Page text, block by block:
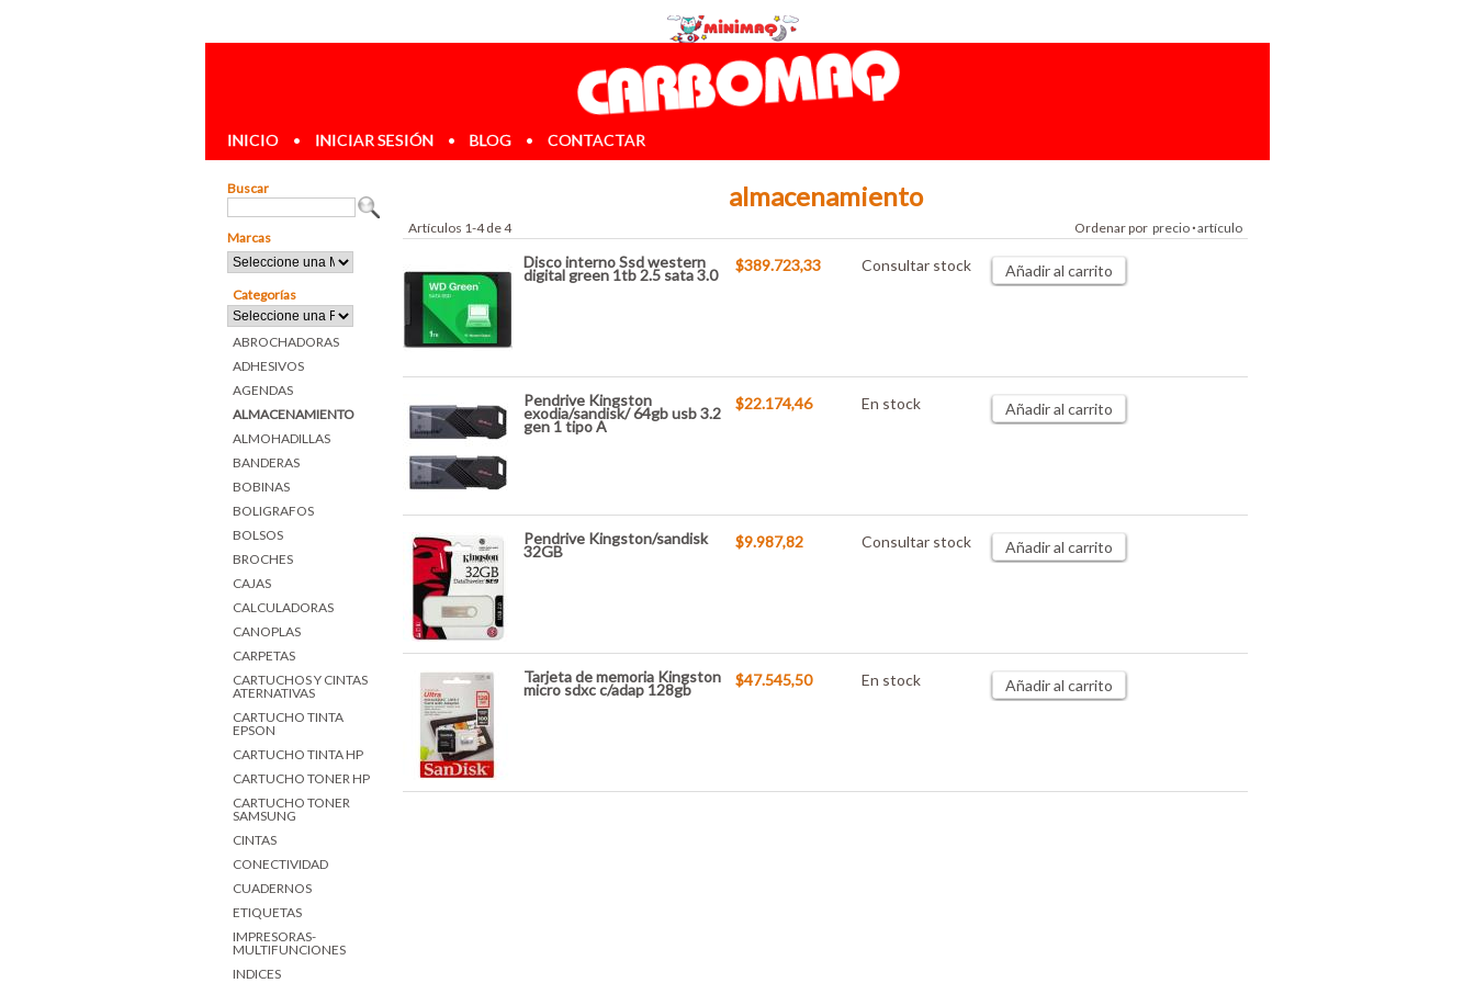
INICIO • INICIAR SESIÓN • BLOG • CONTACTAR
Buscar
Marcas
Categorías
ABROCHADORAS
ADHESIVOS
AGENDAS
ALMACENAMIENTO
ALMOHADILLAS
BANDERAS
BOBINAS
BOLIGRAFOS
BOLSOS
BROCHES
CAJAS
CALCULADORAS
CANOPLAS
CARPETAS
CARTUCHOS Y CINTAS
ATERNATIVAS
CARTUCHO TINTA
EPSON
CARTUCHO TINTA HP
CARTUCHO TONER HP
CARTUCHO TONER
SAMSUNG
CINTAS
CONECTIVIDAD
CUADERNOS
ETIQUETAS
IMPRESORAS-
MULTIFUNCIONES
INDICES
almacenamiento
Artículos 1-4 de 4 Ordenar por precio·artículo
Disco interno Ssd western
digital green 1tb 2.5 sata 3.0
$389.723,33 Consultar stock Añadir al carrito
Pendrive Kingston
exodia/sandisk/ 64gb usb 3.2
gen 1 tipo A
$22.174,46 En stock Añadir al carrito
Pendrive Kingston/sandisk
32GB
$9.987,82 Consultar stock Añadir al carrito
Tarjeta de memoria Kingston
micro sdxc c/adap 128gb
$47.545,50 En stock Añadir al carrito